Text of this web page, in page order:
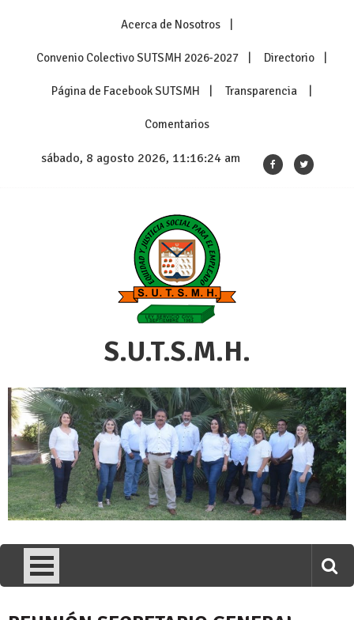
Acerca de Nosotros
Convenio Colectivo SUTSMH 2026-2027 Directorio
Página de Facebook SUTSMH Transparencia
Comentarios
sábado, 8 agosto 2026, 11:16:25 am
S.U.T.S.M.H.